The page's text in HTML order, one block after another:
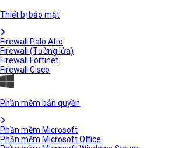
Thiết bị bảo mật
Firewall Palo Alto
Firewall (Tường lửa)
Firewall Fortinet
Firewall Cisco
Phần mềm bản quyền
Phần mềm Microsoft
Phần mềm Microsoft Office